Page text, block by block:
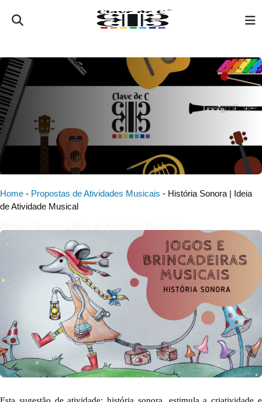
Home - Propostas de Atividades Musicais - História Sonora | Ideia
de Atividade Musical